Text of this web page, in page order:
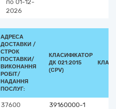
по 01-12-
2026
АДРЕСА
ДОСТАВКИ /
СТРОК
ПОСТАВКИ/
ВИКОНАННЯ
РОБІТ/
НАДАННЯ
ПОСЛУГ:
КЛАСИФІКАТОР
ДК 021:2015
(CPV)
37600
39160000-1